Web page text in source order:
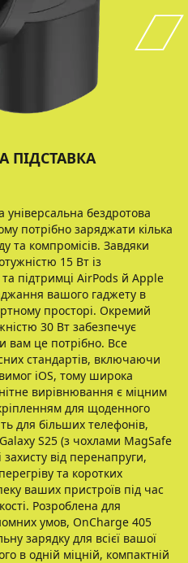
ПІДСТАВКА
бездротова
потрібно заряджати кілька
та компромісів. Завдяки
15 Вт із
підтримці AirPods й Apple
вашого гаджету в
просторі. Окремий
30 Вт забезпечує
вам це потрібно. Все
стандартів, включаючи
iOS, тому широка
вирівнювання є міцним
для щоденного
для більших телефонів,
S25 (з чохлами MagSafe
від перенапруги,
та коротких
ваших пристроїв під час
Розроблена для
умов, OnCharge 405
зарядку для всієї вашої
в одній міцній, компактній